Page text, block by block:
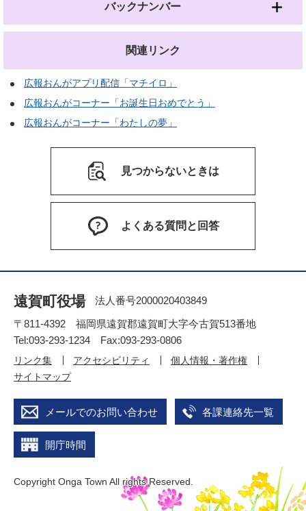
バックナンバー
関連リンク
広報おんがアプリ配信「マチイロ」
広報おんがコーナー「お誕生日おめでとう」
広報おんがコーナー「わたしの夢」
見つからないときは
よくある質問と回答
遠賀町役場
法人番号2000020403849
〒811-4392 福岡県遠賀郡遠賀町大字今古賀513番地
Tel:093-293-1234 Fax:093-293-0806
リンク集 アクセシビリティ
個人情報・著作権
サイトマップ
メールでのお問い合わせ 各課連絡先一覧
開庁時間
Copyright Onga Town All rights Reserved.